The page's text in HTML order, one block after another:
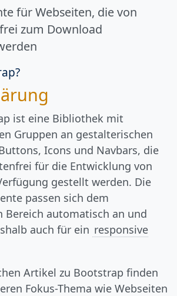
für Webseiten, die von
zum Download
ist eine Bibliothek mit
Gruppen an gestalterischen
Icons und Navbars, die
für die Entwicklung von
gestellt werden. Die
passen sich dem
Bereich automatisch an und
auch für ein responsive
Artikel zu Bootstrap finden
Fokus-Thema wie Webseiten